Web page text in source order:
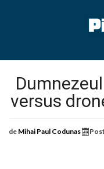
versus
de Mihai Paul Codunas